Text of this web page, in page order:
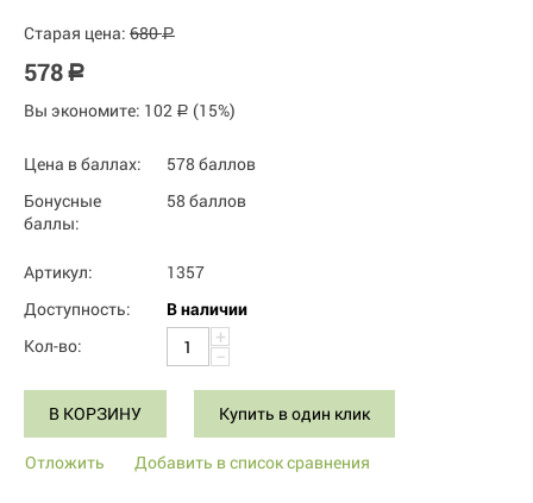
Старая цена: 680 Р
578 Р
Вы экономите: 102 Р (15%)
Цена в баллах:
578 баллов
Бонусные
баллы:
58 баллов
Артикул:
1357
Доступность:
В наличии
Кол-во:
+
−
В КОРЗИНУ Купить в один клик
Отложить Добавить в список сравнения